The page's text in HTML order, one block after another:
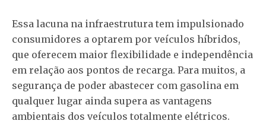
Essa lacuna na infraestrutura tem impulsionado
consumidores a optarem por veículos híbridos,
que oferecem maior flexibilidade e independência
em relação aos pontos de recarga. Para muitos, a
segurança de poder abastecer com gasolina em
qualquer lugar ainda supera as vantagens
ambientais dos veículos totalmente elétricos.